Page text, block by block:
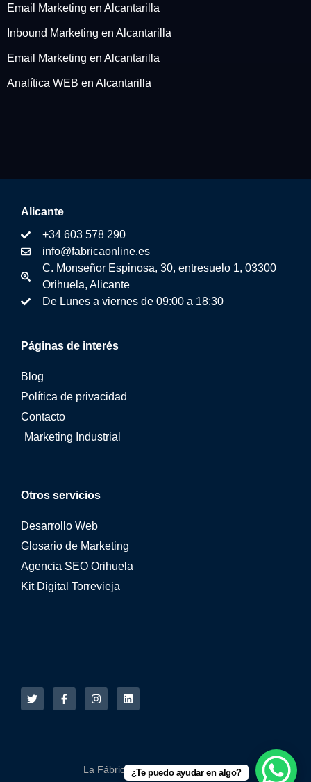
Email Marketing en Alcantarilla
Inbound Marketing en Alcantarilla
Email Marketing en Alcantarilla
Analítica WEB en Alcantarilla
Otros servicios
Desarrollo Web
Glosario de Marketing
Agencia SEO Orihuela
Kit Digital Torrevieja
Páginas de interés
Blog
Política de privacidad
Contacto
Marketing Industrial
Alicante
+34 603 578 290
info@fabricaonline.es
C. Monseñor Espinosa, 30, entresuelo 1, 03300
Orihuela, Alicante
De Lunes a viernes de 09:00 a 18:30
La Fábrica Online © 2015 - 2026
¿Te puedo ayudar en algo?